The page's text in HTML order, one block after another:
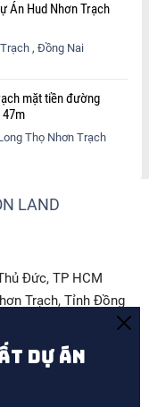
Án Hud Nhơn Trạch
, Đồng Nai
mặt tiền đường
47m
Thọ Nhơn Trạch
LAND
Đức, TP HCM
Trạch, Tỉnh Đồng
Thọ Nhơn Trạch